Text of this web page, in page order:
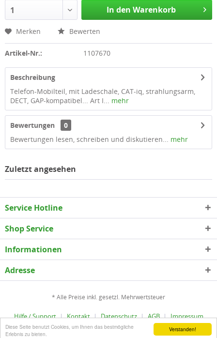
Verstanden!
Diese Seite benutzt Cookies, um Ihnen das bestmögliche
Erlebnis zu bieten.
1 In den Warenkorb
Merken Bewerten
Artikel-Nr.: 1107670
Beschreibung
Telefon-Mobilteil, mit Ladeschale, CAT-iq, strahlungsarm,
DECT, GAP-kompatibel... Art I... mehr
Bewertungen
0
Bewertungen lesen, schreiben und diskutieren... mehr
Zuletzt angesehen
Service Hotline
Shop Service
Informationen
Adresse
* Alle Preise inkl. gesetzl. Mehrwertsteuer
Hilfe / Support Kontakt Datenschutz AGB
Impressum
Copyright © epLinder - Alle Rechte vorbehalten